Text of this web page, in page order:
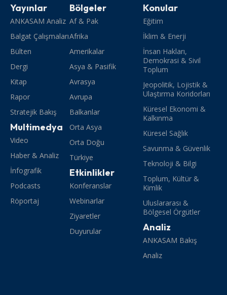
Yayınlar
ANKASAM Analiz
Balgat Çalışmaları
Bülten
Dergi
Kitap
Rapor
Stratejik Bakış
Multimedya
Video
Haber & Analiz
İnfografik
Podcasts
Röportaj
Bölgeler
Af & Pak
Afrika
Amerikalar
Asya & Pasifik
Avrasya
Avrupa
Balkanlar
Orta Asya
Orta Doğu
Türkiye
Etkinlikler
Konferanslar
Webinarlar
Ziyaretler
Duyurular
Konular
Eğitim
İklim & Enerji
İnsan Hakları,
Demokrasi & Sivil
Toplum
Jeopolitik, Lojistik &
Ulaştırma Koridorları
Küresel Ekonomi &
Kalkınma
Küresel Sağlık
Savunma & Güvenlik
Teknoloji & Bilgi
Toplum, Kültür &
Kimlik
Uluslararası &
Bölgesel Örgütler
Analiz
ANKASAM Bakış
Analiz